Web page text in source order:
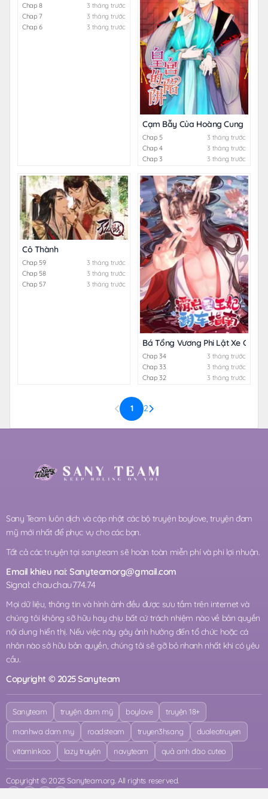
Chap 8
3 tháng trước
Chap 7
3 tháng trước
Chap 6
3 tháng trước
Cạm Bẫy Của Hoàng Cung
Chap 5
3 tháng trước
Chap 4
3 tháng trước
Chap 3
3 tháng trước
Cô Thành
Chap 59
3 tháng trước
Chap 58
3 tháng trước
Chap 57
3 tháng trước
Bá Tổng Vương Phi Lật Xe Chỉ
Chap 34
3 tháng trước
Chap 33
3 tháng trước
Chap 32
3 tháng trước
1 2
Sany Team luôn dịch và cập nhật các bộ truyện boylove, truyện đam
mỹ mới nhất để phục vụ cho các bạn.
Tất cả các truyện tại sanyteam sẽ hoàn toàn miễn phí và phi lợi nhuận.
Email khieu nai:Sanyteamorg@gmail.com
Signal: chauchau774.74
Mọi dữ liệu, thông tin và hình ảnh đều được sưu tầm trên internet và
chúng tôi không sỡ hữu hay chịu bất cứ trách nhiệm nào về bản quyền
nội dung hiển thị. Nếu việc này gây ảnh hưởng đến tổ chức hoặc cá
nhân nào sở hữu bản quyền, chúng tôi sẽ gỡ bỏ nhanh nhất khi có yêu
cầu.
Copyright © 2025 Sanyteam
Sanyteam truyện đam mỹ boylove truyện 18+
manhwa dam my roadsteam truyen3hsang dualeotruyen
vitaminkoo lazy truyện navyteam quả anh đào cuteo
Copyright © 2025 Sanyteam.org. All rights reserved.